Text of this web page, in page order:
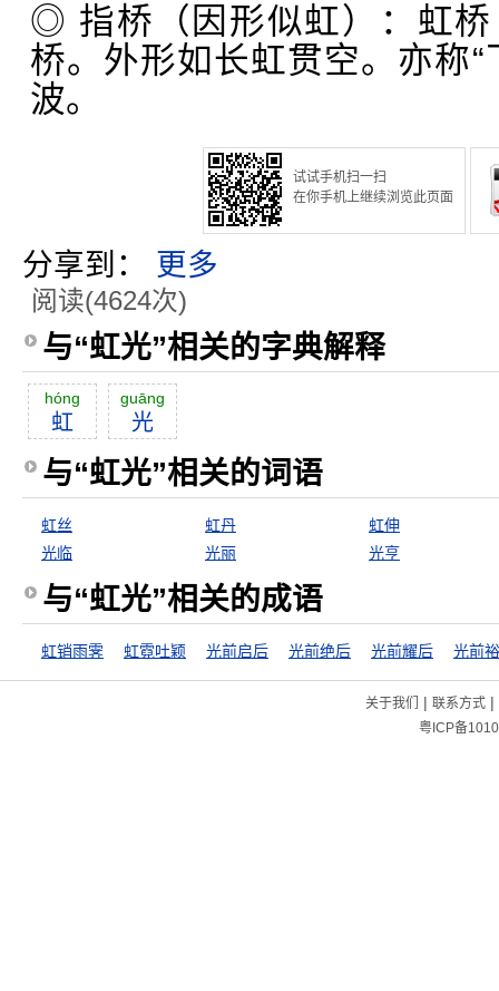
◎ 指桥（因形似虹）：虹
桥。外形如长虹贯空。亦称
波。
试试手机扫一扫
在你手机上继续浏览此页面
分享到： 更多
阅读(4624次)
与“虹光”相关的字典解释
hóng
虹
guāng
光
与“虹光”相关的词语
虹丝 虹丹
虹伸
光临
光丽 光亨
与“虹光”相关的成语
虹销雨霁 虹霓吐颖 光前启后 光前绝后 光前耀后 光前
关于我们 | 联系方式|
粤ICP备